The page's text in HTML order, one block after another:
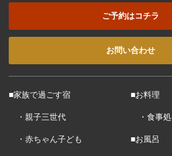
ご予約はコチラ
お問い合わせ
■家族で過ごす宿
・親子三世代
・赤ちゃん子ども
■お料理
・食事処
■お風呂